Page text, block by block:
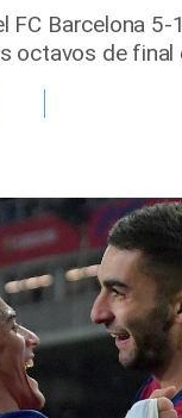
FC Barcelona
octavos de final